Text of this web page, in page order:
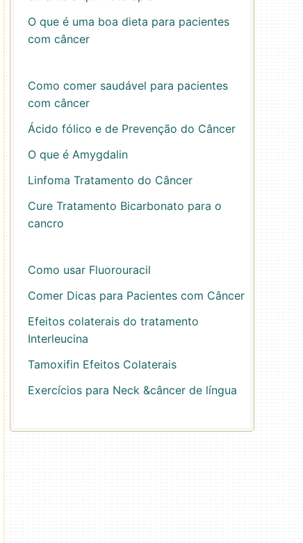
O que é uma boa dieta para pacientes
com câncer
Como comer saudável para pacientes
com câncer
Ácido fólico e de Prevenção do Câncer
O que é Amygdalin
Linfoma Tratamento do Câncer
Cure Tratamento Bicarbonato para o
cancro
Como usar Fluorouracil
Comer Dicas para Pacientes com Câncer
Efeitos colaterais do tratamento
Interleucina
Tamoxifin Efeitos Colaterais
Exercícios para Neck &câncer de língua